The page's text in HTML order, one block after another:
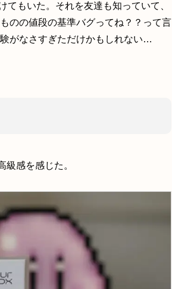
もいた。それを友達も知っていて、
のの値段の基準バグってね？？って言
がなさすぎただけかもしれない…
感を感じた。